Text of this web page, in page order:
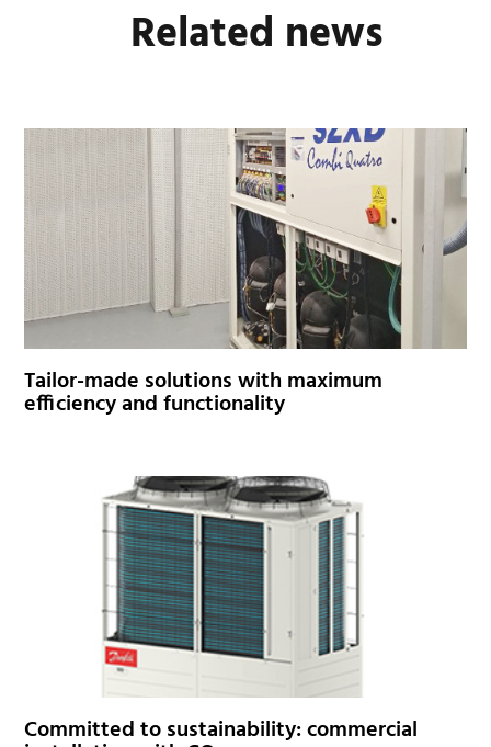
Related news
Tailor-made solutions with maximum
efficiency and functionality
Committed to sustainability: commercial